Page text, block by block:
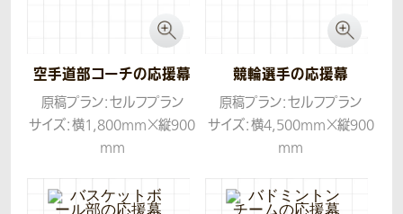
空手道部コーチの応援幕
原稿プラン：セルフプラン
サイズ：横1,800mm×縦900
mm
競輪選手の応援幕
原稿プラン：セルフプラン
サイズ：横4,500mm×縦900
mm